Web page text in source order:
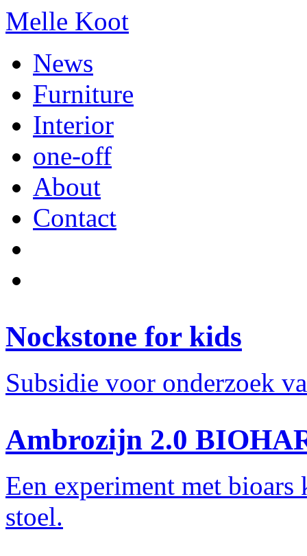
Melle Koot
News
Furniture
Interior
one-off
About
Contact
Nockstone for kids
Subsidie voor onderzoek
Ambrozijn 2.0
Een experiment met
stoel.